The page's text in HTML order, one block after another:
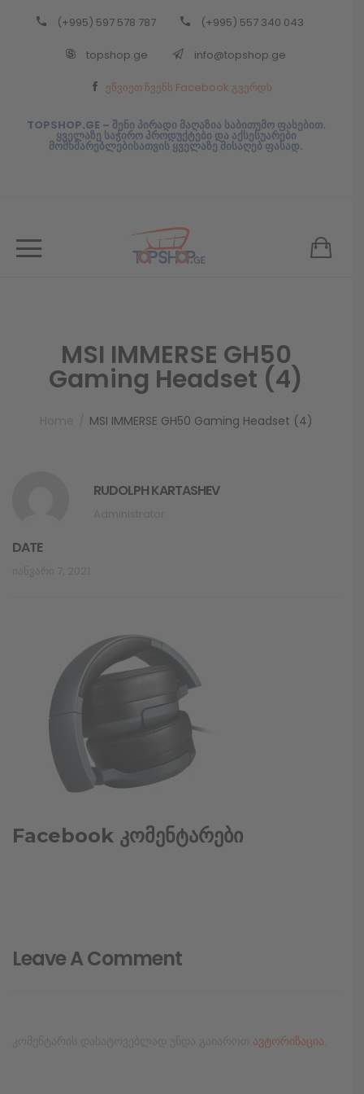
(+995) 597 578 787 (+995) 557 340 043
topshop.ge info@topshop.ge
ეწვიეთ ჩვენს Facebook გვერდს
TOPSHOP.GE – შენი პირადი მაღაზია საბითუმო ფასებით.
ყველაზე საჭირო პროდუქტები და აქსესუარები
მომხმარებლებისათვის ყველაზე მისაღებ ფასად.
MSI IMMERSE GH50
Gaming Headset (4)
MSI IMMERSE GH50 Gaming Headset (4)
RUDOLPH KARTASHEV
DATE
Facebook კომენტარები
Leave A Comment
ავტორიზაცია
Back